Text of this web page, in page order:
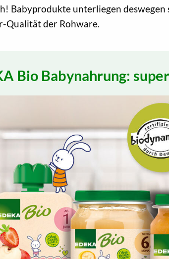
Babyprodukte unterliegen
Qualität der Rohware.
Bio Babynahrung: